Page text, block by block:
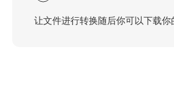
让文件进行转换随后你可以下载